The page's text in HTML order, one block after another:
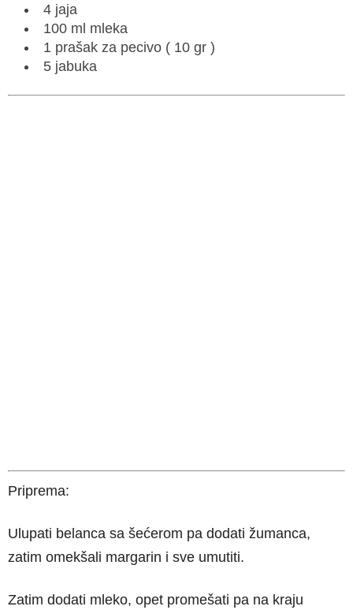
4 jaja
100 ml mleka
1 prašak za pecivo ( 10 gr )
5 jabuka
Priprema:
Ulupati belanca sa šećerom pa dodati žumanca,
zatim omekšali margarin i sve umutiti.
Zatim dodati mleko, opet promešati pa na kraju